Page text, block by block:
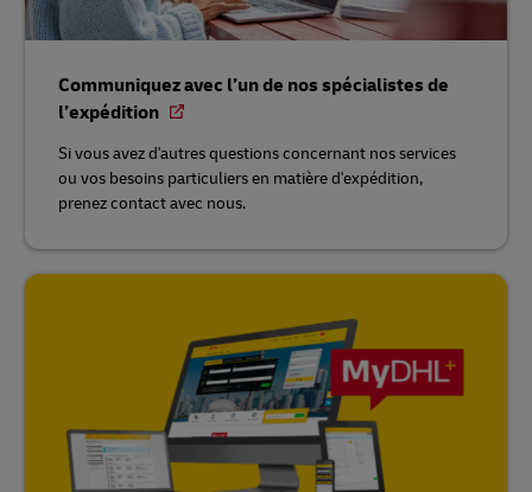
Communiquez avec l’un de nos spécialistes de
l’expédition
Si vous avez d'autres questions concernant nos services
ou vos besoins particuliers en matière d'expédition,
prenez contact avec nous.